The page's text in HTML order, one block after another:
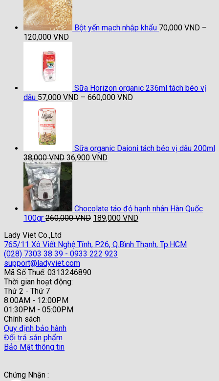
Bột yến mạch nhập khẩu 70,000 VND –
120,000 VNDKhoảng
120,000 VND
Sữa Horizon organic 236ml tách béo vị
dâu 57,000 VND – 660,000 VNDKhoảng
660,000 VND
Sữa organic Daioni tách béo vị dâu 200ml
38,000VND Giá
gốc
là:
36,900 VNDGiá
Chocolate táo đỏ hạnh nhân Hàn Quốc
100gr 260,000VND Giá
260,000 VND.
189,000 VNDGiá
là:
Lady Viet Co.,Ltd
765/11 Xô Viết Nghệ Tĩnh, P.26, Q.Bình Thạnh, Tp.HCM
(028) 7303 38 39 - 0933 222 923
support@ladyviet.com
Mã Số Thuế: 0313246890
Thời gian hoạt động:
Thứ 2 - Thứ 7
8:00AM - 12:00PM
01:30PM - 05:00PM
Chính sách
Quy định bảo hành
Đổi trả sản phẩm
Bảo Mật thông tin
Chứng Nhận :